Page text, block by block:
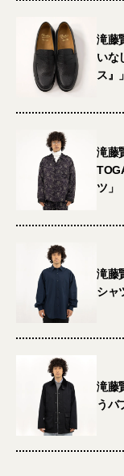
滝藤
いな
ス』」
滝藤
ツ」
滝藤
シャ
滝藤
うバ